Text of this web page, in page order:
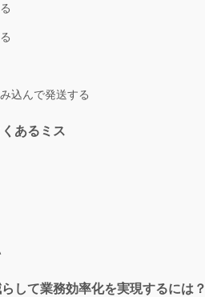
込んで発送する
あるミス
して業務効率化を実現するには？